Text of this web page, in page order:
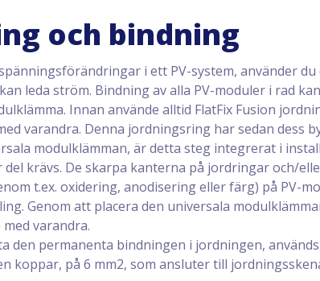
och bindning
i ett PV-system, använder
leda ström. Bindning av alla PV-moduler i rad
Innan använde alltid FlatFix Fusion
varandra. Denna jordningsring har sedan dess
modulklämman, är detta steg integrerat i
krävs. De skarpa kanterna på jordringar och/
t.ex. oxidering, anodisering eller färg) på PV-
Genom att placera den universala
varandra.
den permanenta bindningen i jordningen,
koppar, på 6 mm2, som ansluter till